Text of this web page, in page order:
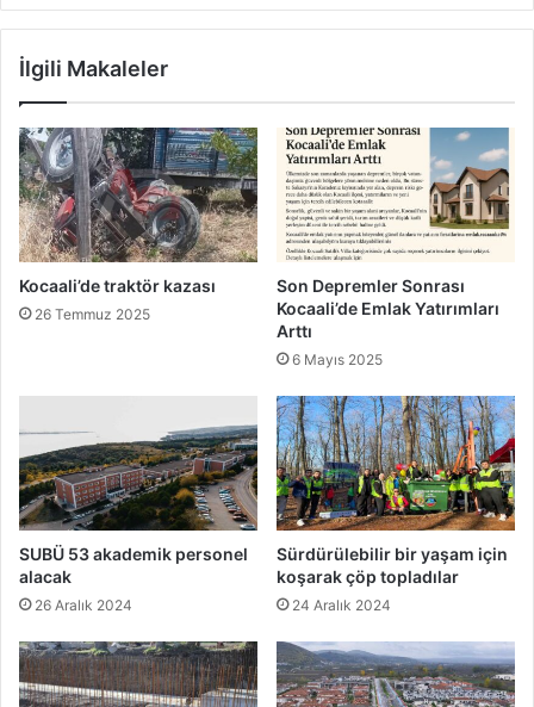
İlgili Makaleler
Kocaali’de traktör kazası
26 Temmuz 2025
Son Depremler Sonrası
Kocaali’de Emlak Yatırımları
Arttı
6 Mayıs 2025
SUBÜ 53 akademik personel
alacak
26 Aralık 2024
Sürdürülebilir bir yaşam için
koşarak çöp topladılar
24 Aralık 2024